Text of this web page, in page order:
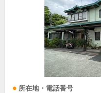
所在地・電話番号